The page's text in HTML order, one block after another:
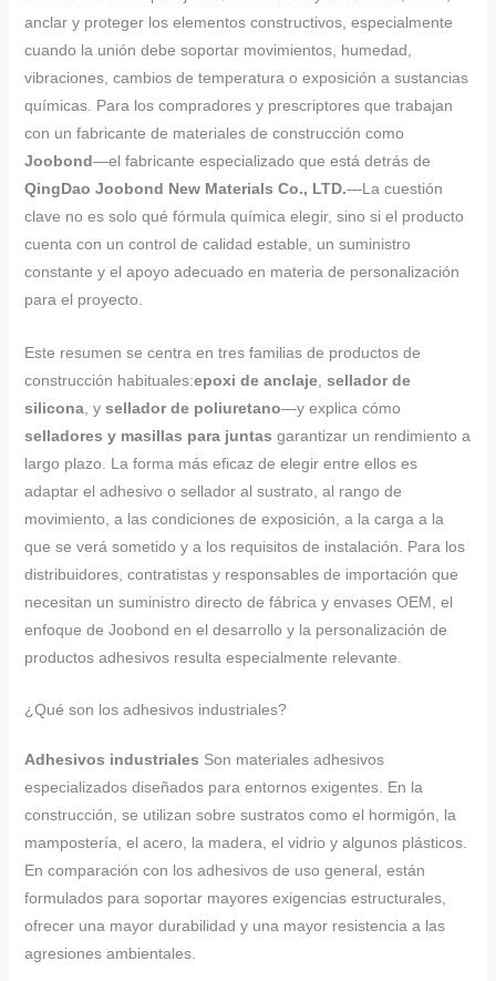
anclar y proteger los elementos constructivos, especialmente
cuando la unión debe soportar movimientos, humedad,
vibraciones, cambios de temperatura o exposición a sustancias
químicas. Para los compradores y prescriptores que trabajan
con un fabricante de materiales de construcción como
Joobond—el fabricante especializado que está detrás de
QingDao Joobond New Materials Co., LTD.—La cuestión
clave no es solo qué fórmula química elegir, sino si el producto
cuenta con un control de calidad estable, un suministro
constante y el apoyo adecuado en materia de personalización
para el proyecto.
Este resumen se centra en tres familias de productos de
construcción habituales:epoxi de anclaje, sellador de
silicona, y sellador de poliuretano—y explica cómo
selladores y masillas para juntas garantizar un rendimiento a
largo plazo. La forma más eficaz de elegir entre ellos es
adaptar el adhesivo o sellador al sustrato, al rango de
movimiento, a las condiciones de exposición, a la carga a la
que se verá sometido y a los requisitos de instalación. Para los
distribuidores, contratistas y responsables de importación que
necesitan un suministro directo de fábrica y envases OEM, el
enfoque de Joobond en el desarrollo y la personalización de
productos adhesivos resulta especialmente relevante.
¿Qué son los adhesivos industriales?
Adhesivos industriales Son materiales adhesivos
especializados diseñados para entornos exigentes. En la
construcción, se utilizan sobre sustratos como el hormigón, la
mampostería, el acero, la madera, el vidrio y algunos plásticos.
En comparación con los adhesivos de uso general, están
formulados para soportar mayores exigencias estructurales,
ofrecer una mayor durabilidad y una mayor resistencia a las
agresiones ambientales.